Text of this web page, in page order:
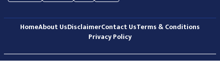
HomeAbout UsDisclaimerContact UsTerms & Conditions
Privacy Policy